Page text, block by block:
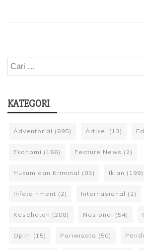
Cari
untuk:
KATEGORI
Adventorial (695) Artikel (13)
Ekonomi (166) Feature News (2)
Hukum dan Kriminal (83) Iklan (199)
Infotainment (2) Internasional (2)
Kesehatan (208) Nasional (54)
Opini (15) Pariwisata (50)